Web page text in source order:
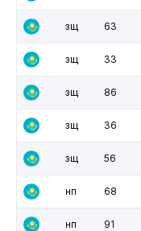
зщ 63
зщ 33
зщ 86
зщ 36
зщ 56
нп 68
нп 91